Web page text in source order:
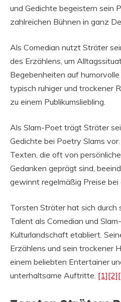
und Gedichte begeistern sein
zahlreichen Bühnen in ganz
Als Comedian nutzt Sträter
des Erzählens, um
Begebenheiten auf
typisch ruhiger und trockener
zu einem Publikumsliebling.
Als Slam-Poet trägt Sträter
Gedichte bei Poetry Slams
Texten, die oft von
Gedanken geprägt sind,
gewinnt regelmäßig Preise bei
Torsten Sträter hat sich durch
Talent als Comedian und
Kulturlandschaft etabliert.
Erzählens und sein trockener
einem beliebten Entertainer
unterhaltsame Auftritte. [1][2]